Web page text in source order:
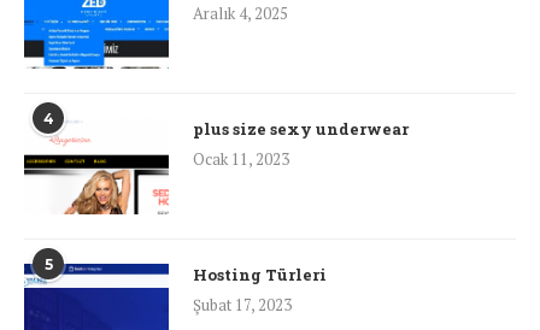
Aralık 4, 2025
4
plus size sexy underwear
Ocak 11, 2023
5
Hosting Türleri
Şubat 17, 2023